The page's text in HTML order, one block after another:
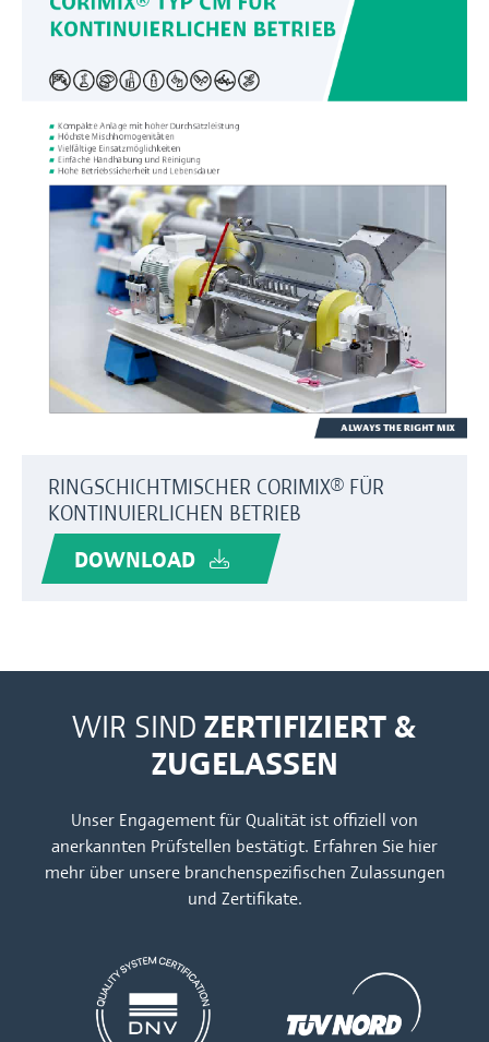
RINGSCHICHTMISCHER CORIMIX® FÜR
KONTINUIERLICHEN BETRIEB
DOWNLOAD
WIR SIND ZERTIFIZIERT &
ZUGELASSEN
Unser Engagement für Qualität ist offiziell von
anerkannten Prüfstellen bestätigt. Erfahren Sie hier
mehr über unsere branchenspezifischen Zulassungen
und Zertifikate.